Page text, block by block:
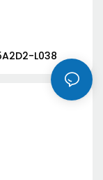
L038